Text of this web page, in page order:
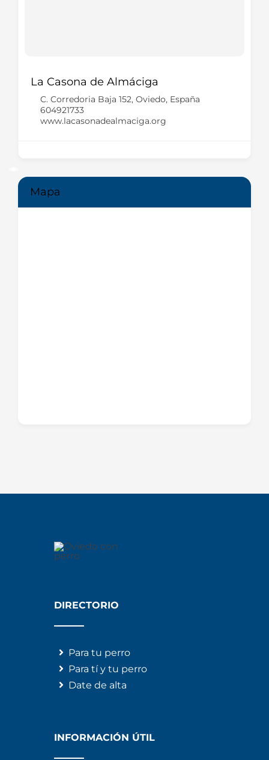
La Casona de Almáciga
C. Corredoria Baja 152, Oviedo, España
604921733
www.lacasonadealmaciga.org
Mapa
DIRECTORIO
Para tu perro
Para tí y tu perro
Date de alta
INFORMACIÓN ÚTIL